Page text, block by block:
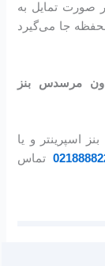
100 آمپر است. در صورت تمایل به
جا می‌گیرد
ون مرسدس بنز
اسپرینتر و یا
تماس